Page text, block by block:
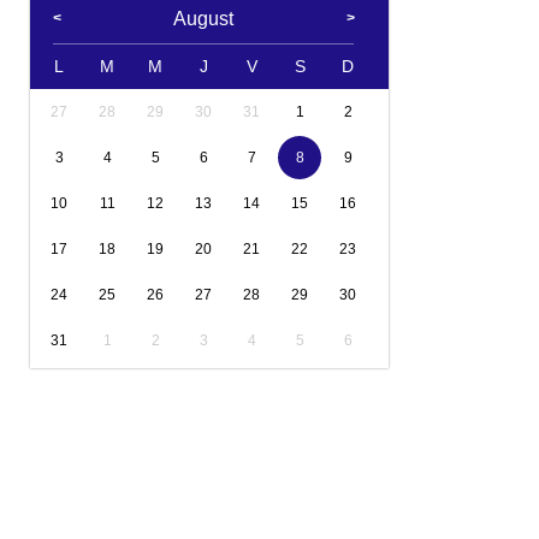
August
L M M J V S D
27 28 29 30 31 1 2
3 4 5 6 7 8 9
10 11 12 13 14 15 16
17 18 19 20 21 22 23
24 25 26 27 28 29 30
31 1 2 3 4 5 6